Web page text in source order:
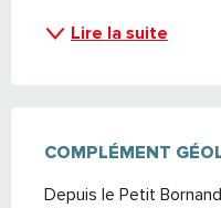
Lire la suite
COMPLÉMENT
COMPLÉMENT
Depuis le Petit